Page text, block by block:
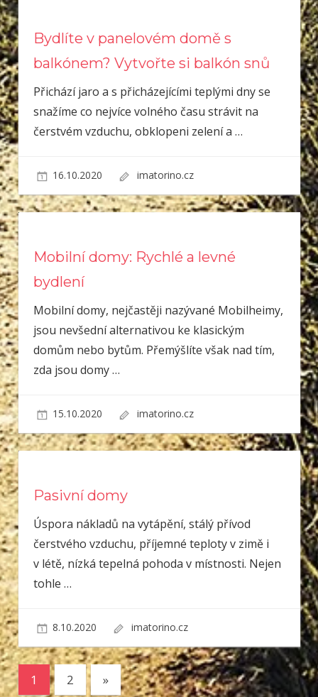
Bydlíte v panelovém domě s
balkónem? Vytvořte si balkón snů
Přichází jaro a s přicházejícími teplými dny se
snažíme co nejvíce volného času strávit na
čerstvém vzduchu, obklopeni zelení a …
16.10.2020 imatorino.cz
Mobilní domy: Rychlé a levné
bydlení
Mobilní domy, nejčastěji nazývané Mobilheimy,
jsou nevšední alternativou ke klasickým
domům nebo bytům. Přemýšlíte však nad tím,
zda jsou domy…
15.10.2020 imatorino.cz
Pasivní domy
Úspora nákladů na vytápění, stálý přívod
čerstvého vzduchu, příjemné teploty v zimě i
v létě, nízká tepelná pohoda v místnosti. Nejen
tohle …
8.10.2020 imatorino.cz
Stránkování
1 2
Next
»